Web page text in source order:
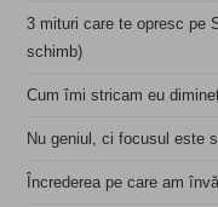
3 mituri care te opresc pe
schimb)
Cum îmi stricam eu
Nu geniul, ci focusul este
Încrederea pe care am